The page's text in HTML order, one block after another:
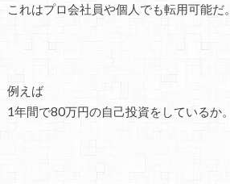
これはプロ会社員や個人でも転用可能だ。
例えば
1年間で80万円の自己投資をしているか。